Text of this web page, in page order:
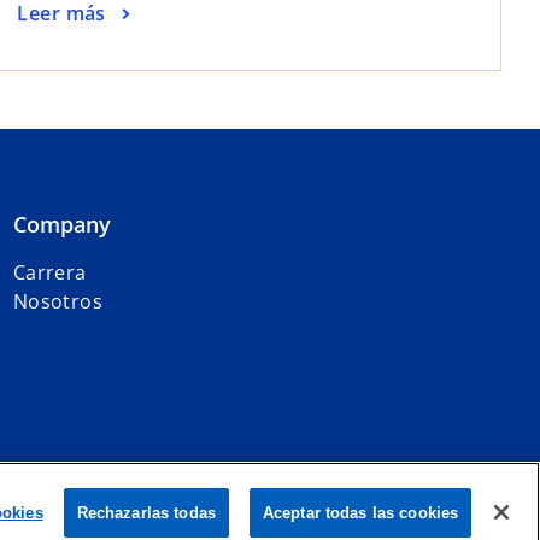
Leer más
Company
Carrera
Nosotros
Rechazarlas todas Aceptar todas las cookies